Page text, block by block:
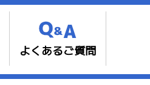
よくあるご質問